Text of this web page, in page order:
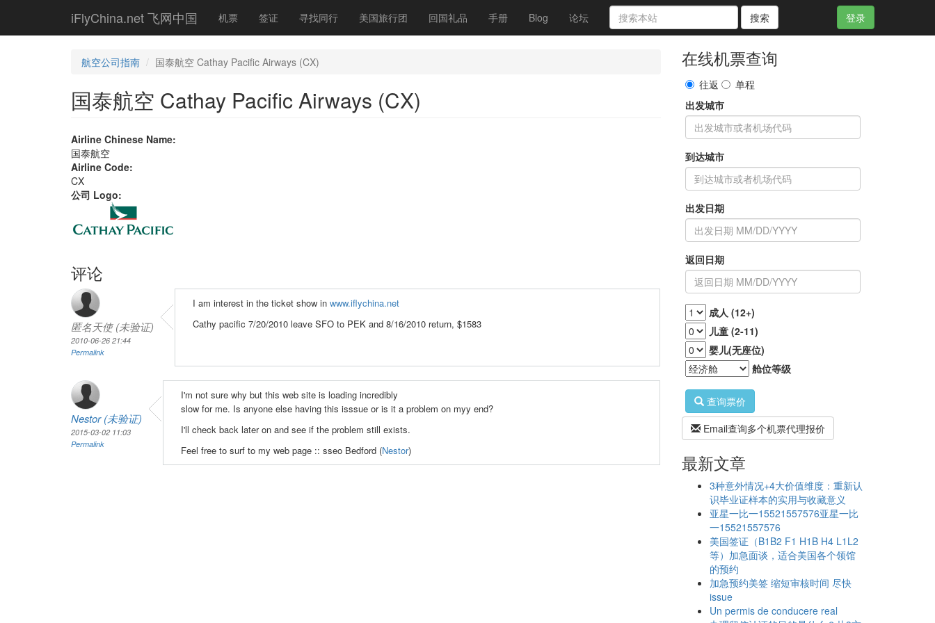
main
iFlyChina.net 飞网中国 机票 签证 寻找同行 美国旅行团 回国礼品 手册 Blog 论坛 搜索 登录
航空公司指南 国泰航空 Cathay Pacific Airways (CX)
国泰航空 Cathay Pacific Airways (CX)
Airline Chinese Name:
国泰航空
Airline Code:
CX
公司 Logo:
评论
匿名天使 (未验证)
2010-06-26 21:44
Permalink
I am interest in the ticket show in www.iflychina.net
Cathy pacific 7/20/2010 leave SFO to PEK and 8/16/2010 return, $1583
Nestor (未验证)
2015-03-02 11:03
Permalink
I'm not sure why but this web site is loading incredibly
slow for me. Is anyone else having this isssue or is it a problem on myy end?
I'll check back later on and see if the problem still exists.
Feel free to surf to my web page :: sseo Bedford (Nestor)
在线机票查询
往返
单程
出发城市
到达城市
出发日期
返回日期
成人 (12+)
儿童 (2-11)
婴儿(无座位)
舱位等级
查询票价
Email查询多个机票代理报价
最新文章
3种意外情况+4大价值维度：重新认
识毕业证样本的实用与收藏意义
亚星一比一15521557576亚星一比
一15521557576
美国签证（B1B2 F1 H1B H4 L1L2
等）加急面谈，适合美国各个领馆
的预约
加急预约美签 缩短审核时间 尽快
issue
Un permis de conducere real